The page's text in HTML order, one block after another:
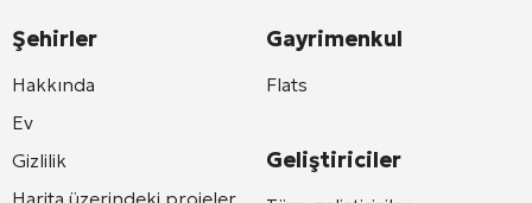
Şehirler
Hakkında
Ev
Gizlilik
Harita üzerindeki projeler
Gayrimenkul
Flats
Geliştiriciler